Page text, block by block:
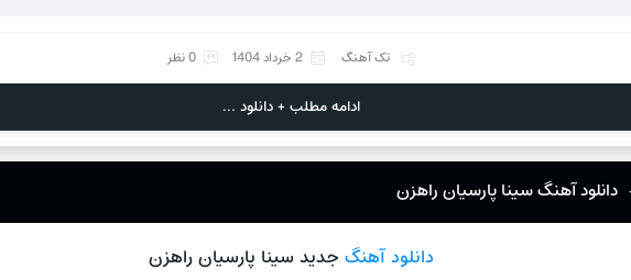
تک آهنگ 2 خرداد 1404 0 نظر
ادامه مطلب + دانلود ...
دانلود آهنگ سینا پارسیان راهزن
دانلود آهنگ جدید سینا پارسیان راهزن